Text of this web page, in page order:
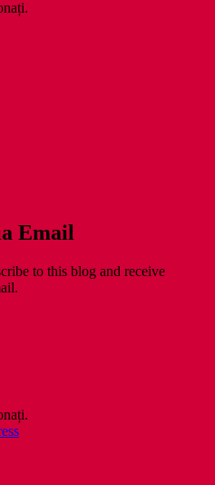
Email
to this blog and receive